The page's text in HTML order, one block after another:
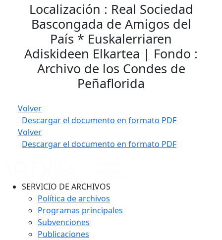
Localización : Real Sociedad
Bascongada de Amigos del
País * Euskalerriaren
Adiskideen Elkartea | Fondo :
Archivo de los Condes de
Peñaflorida
Volver
Descargar el documento en formato PDF
Volver
Descargar el documento en formato PDF
SERVICIO DE ARCHIVOS
Política de archivos
Programas principales
Subvenciones
Publicaciones